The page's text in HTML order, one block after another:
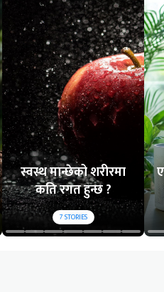
स्वस्थ मान्छेको शरीरमा
कति रगत हुन्छ ?
7STORIES